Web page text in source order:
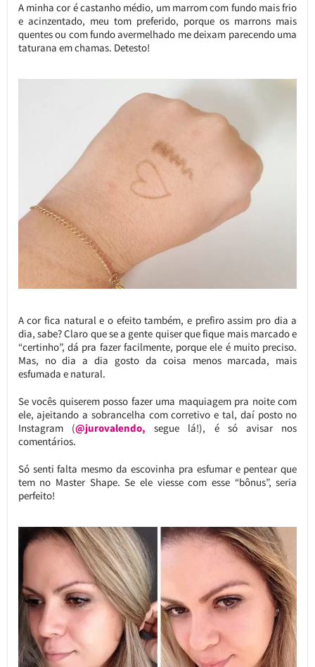
A minha cor é castanho médio, um marrom com fundo mais frio
e acinzentado, meu tom preferido, porque os marrons mais
quentes ou com fundo avermelhado me deixam parecendo uma
taturana em chamas. Detesto!
A cor fica natural e o efeito também, e prefiro assim pro dia a
dia, sabe? Claro que se a gente quiser que fique mais marcado e
“certinho”, dá pra fazer facilmente, porque ele é muito preciso.
Mas, no dia a dia gosto da coisa menos marcada, mais
esfumada e natural.
Se vocês quiserem posso fazer uma maquiagem pra noite com
ele, ajeitando a sobrancelha com corretivo e tal, daí posto no
Instagram (@jurovalendo, segue lá!), é só avisar nos
comentários.
Só senti falta mesmo da escovinha pra esfumar e pentear que
tem no Master Shape. Se ele viesse com esse “bônus”, seria
perfeito!